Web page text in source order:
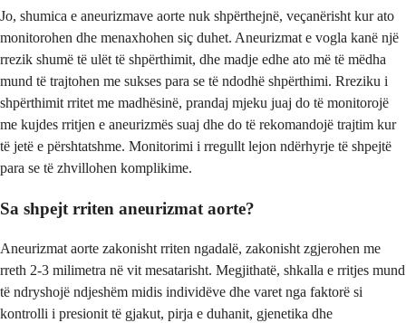
Jo, shumica e aneurizmave aorte nuk shpërthejnë, veçanërisht kur ato
monitorohen dhe menaxhohen siç duhet. Aneurizmat e vogla kanë një
rrezik shumë të ulët të shpërthimit, dhe madje edhe ato më të mëdha
mund të trajtohen me sukses para se të ndodhë shpërthimi. Rreziku i
shpërthimit rritet me madhësinë, prandaj mjeku juaj do të monitorojë
me kujdes rritjen e aneurizmës suaj dhe do të rekomandojë trajtim kur
të jetë e përshtatshme. Monitorimi i rregullt lejon ndërhyrje të shpejtë
para se të zhvillohen komplikime.
Sa shpejt rriten aneurizmat aorte?
Aneurizmat aorte zakonisht rriten ngadalë, zakonisht zgjerohen me
rreth 2-3 milimetra në vit mesatarisht. Megjithatë, shkalla e rritjes mund
të ndryshojë ndjeshëm midis individëve dhe varet nga faktorë si
kontrolli i presionit të gjakut, pirja e duhanit, gjenetika dhe